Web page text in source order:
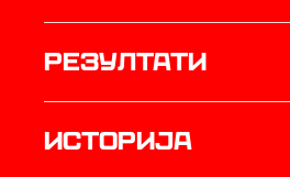
резултати
историја